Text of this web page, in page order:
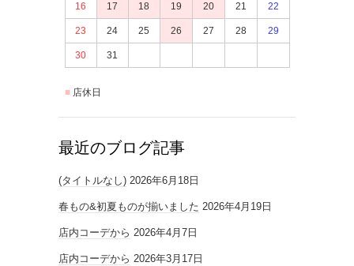
16 17 18 19 20 21 22
23 24 25 26 27 28 29
30 31
店休日
最近のブログ記事
(タイトルなし) 2026年6月18日
春もの&初夏ものが揃いました 2026年4月19日
店内コーデから 2026年4月7日
店内コーデから 2026年3月17日